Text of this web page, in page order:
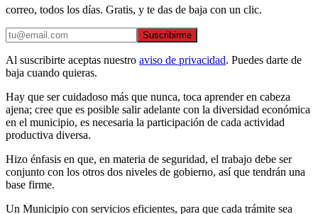
correo, todos los días. Gratis, y te das de baja con un clic.
Suscribirme
Al suscribirte aceptas nuestro aviso de privacidad. Puedes darte de
baja cuando quieras.
Hay que ser cuidadoso más que nunca, toca aprender en cabeza
ajena; cree que es posible salir adelante con la diversidad económica
en el municipio, es necesaria la participación de cada actividad
productiva diversa.
Hizo énfasis en que, en materia de seguridad, el trabajo debe ser
conjunto con los otros dos niveles de gobierno, así que tendrán una
base firme.
Un Municipio con servicios eficientes, para que cada trámite sea